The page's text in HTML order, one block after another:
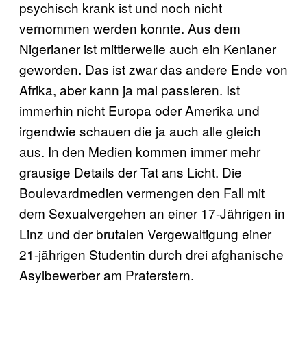
psychisch krank ist und noch nicht
vernommen werden konnte. Aus dem
Nigerianer ist mittlerweile auch ein Kenianer
geworden. Das ist zwar das andere Ende von
Afrika, aber kann ja mal passieren. Ist
immerhin nicht Europa oder Amerika und
irgendwie schauen die ja auch alle gleich
aus. In den Medien kommen immer mehr
grausige Details der Tat ans Licht. Die
Boulevardmedien vermengen den Fall mit
dem Sexualvergehen an einer 17-Jährigen in
Linz und der brutalen Vergewaltigung einer
21-jährigen Studentin durch drei afghanische
Asylbewerber am Praterstern.